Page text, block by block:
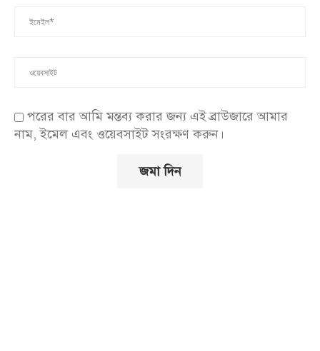
পরের বার আমি মন্তব্য করার জন্য এই ব্রাউজারে আমার
নাম, ইমেল এবং ওয়েবসাইট সংরক্ষণ করুন।